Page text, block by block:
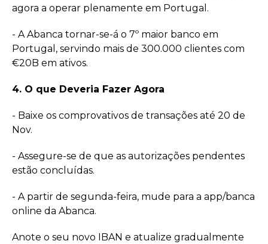
agora a operar plenamente em Portugal.
- A Abanca tornar-se-á o 7º maior banco em
Portugal, servindo mais de 300.000 clientes com
€20B em ativos.
4. O que Deveria Fazer Agora
- Baixe os comprovativos de transações até 20 de
Nov.
- Assegure-se de que as autorizações pendentes
estão concluídas.
- A partir de segunda-feira, mude para a app/banca
online da Abanca.
Anote o seu novo IBAN e atualize gradualmente